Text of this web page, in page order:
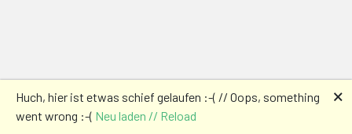
Huch, hier ist etwas schief gelaufen :-( // Oops, something
went wrong :-( Neu laden // Reload
🗙